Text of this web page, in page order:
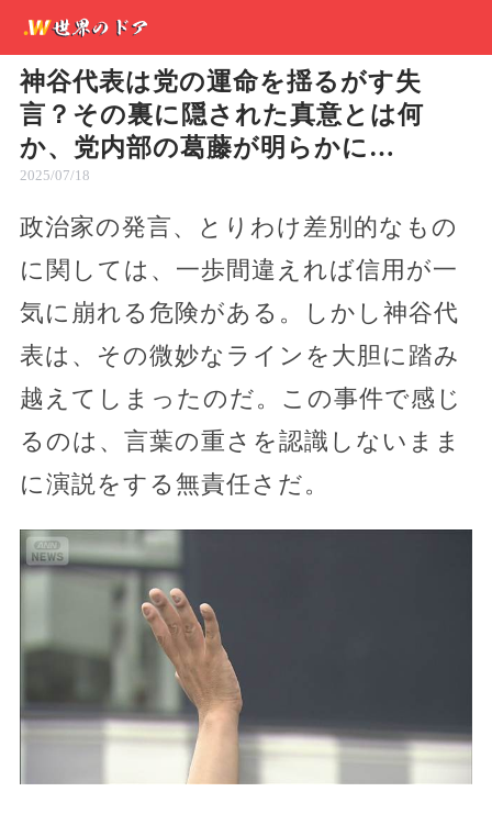
神谷代表は党の運命を揺るがす失
言？その裏に隠された真意とは何
か、党内部の葛藤が明らかに…
2025/07/18
政治家の発言、とりわけ差別的なもの
に関しては、一歩間違えれば信用が一
気に崩れる危険がある。しかし神谷代
表は、その微妙なラインを大胆に踏み
越えてしまったのだ。この事件で感じ
るのは、言葉の重さを認識しないまま
に演説をする無責任さだ。